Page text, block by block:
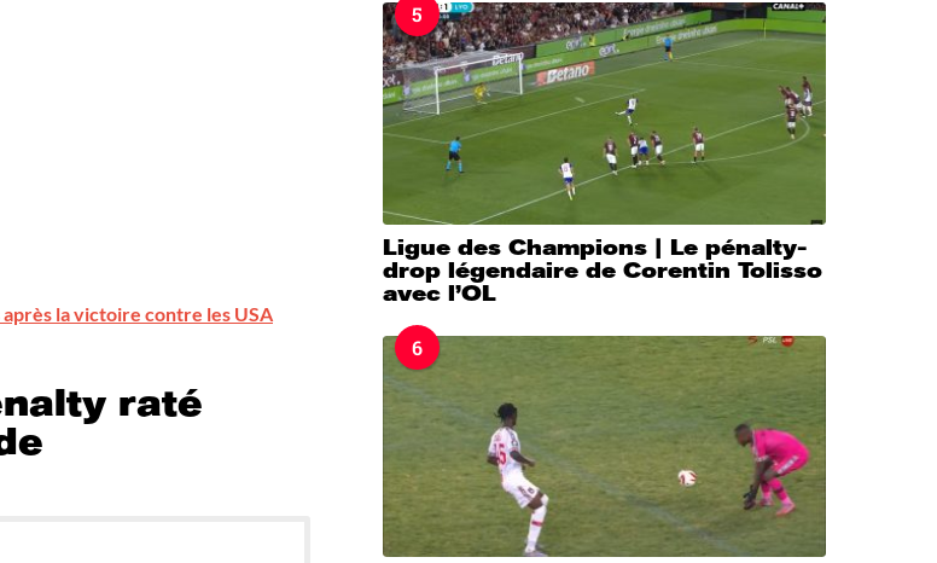
la victoire contre les USA
raté
5
Ligue des Champions | Le pénalty-
drop légendaire de Corentin Tolisso
avec l’OL
6